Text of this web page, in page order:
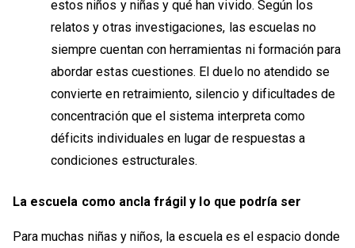
estos niños y niñas y qué han vivido. Según los
relatos y otras investigaciones, las escuelas no
siempre cuentan con herramientas ni formación para
abordar estas cuestiones. El duelo no atendido se
convierte en retraimiento, silencio y dificultades de
concentración que el sistema interpreta como
déficits individuales en lugar de respuestas a
condiciones estructurales.
La escuela como ancla frágil y lo que podría ser
Para muchas niñas y niños, la escuela es el espacio donde